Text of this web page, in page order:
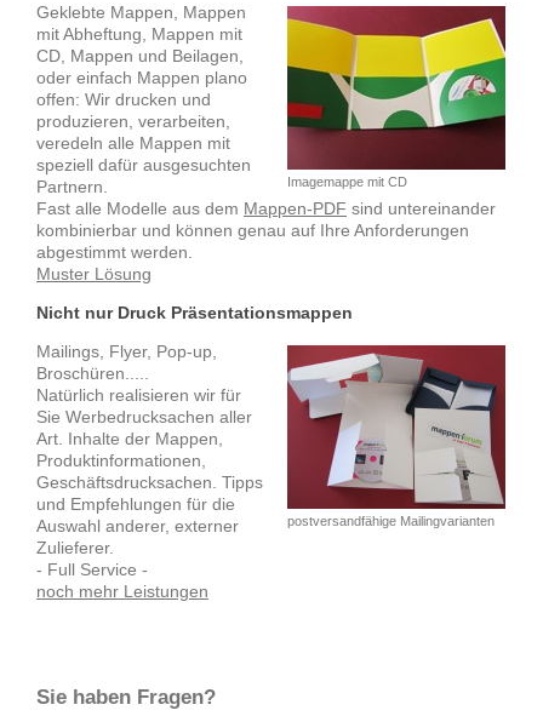
Imagemappe mit CD
Geklebte Mappen, Mappen
mit Abheftung, Mappen mit
CD, Mappen und Beilagen,
oder einfach Mappen plano
offen: Wir drucken und
produzieren, verarbeiten,
veredeln alle Mappen mit
speziell dafür ausgesuchten
Partnern.
Fast alle Modelle aus dem Mappen-PDF sind untereinander
kombinierbar und können genau auf Ihre Anforderungen
abgestimmt werden.
Muster Lösung
Nicht nur Druck Präsentationsmappen
postversandfähige Mailingvarianten
Mailings, Flyer, Pop-up,
Broschüren.....
Natürlich realisieren wir für
Sie Werbedrucksachen aller
Art. Inhalte der Mappen,
Produktinformationen,
Geschäftsdrucksachen. Tipps
und Empfehlungen für die
Auswahl anderer, externer
Zulieferer.
- Full Service -
noch mehr Leistungen
Sie haben Fragen?